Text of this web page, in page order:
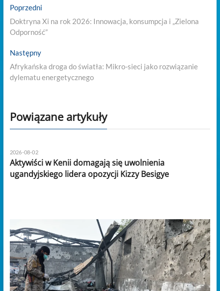
Nawigacja
wpisu
PoprzedniPrevious
post:
Doktryna Xi na rok 2026: Innowacja, konsumpcja i „Zielona
Odporność”
NastępnyNext
post:
Afrykańska droga do światła: Mikro-sieci jako rozwiązanie
dylematu energetycznego
Powiązane artykuły
2026-08-02
Aktywiści w Kenii domagają się uwolnienia
ugandyjskiego lidera opozycji Kizzy Besigye